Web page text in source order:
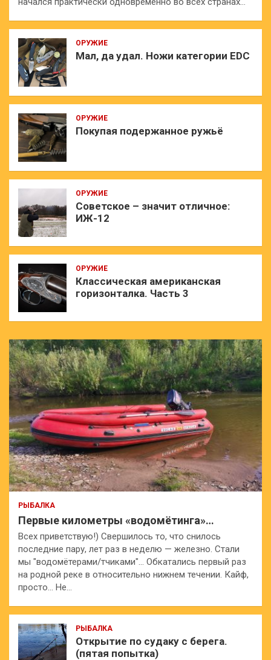
ОРУЖИЕ
Мал, да удал. Ножи категории EDC
ОРУЖИЕ
Покупая подержанное ружьё
ОРУЖИЕ
Советское – значит отличное:
ИЖ-12
ОРУЖИЕ
Классическая американская
горизонталка. Часть 3
РЫБАЛКА
Первые километры «водомётинга»…
Всех приветствую!) Свершилось то, что снилось
последние пару, лет раз в неделю — железно. Стали
мы "водомётерами/тчиками"… Обкатались первый раз
на родной реке в относительно нижнем течении. Кайф,
просто… Не…
РЫБАЛКА
Открытие по судаку с берега.
(пятая попытка)